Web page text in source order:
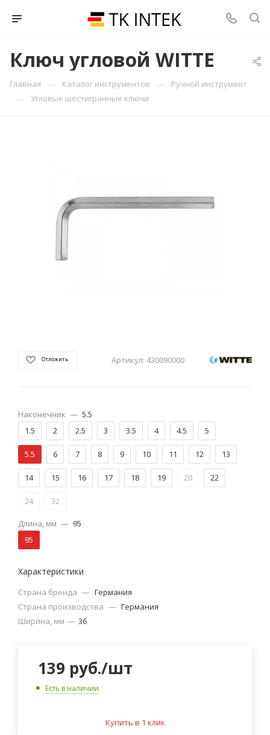
Ключ угловой WITTE
Главная — Каталог инструментов — Ручной инструмент
— Угловые шестигранные ключи
Отложить Артикул: 430090000
Наконечник — 5.5
1.5
2 2.5 3 3.5 4 4.5 5
5.5 6 7 8 9 10 11 12 13
14 15 16 17 18 19 20 22
24 32
Длина, мм — 95
95
Характеристики
Страна бренда — Германия
Страна производства — Германия
Ширина, мм — 36
139 руб./шт
Есть в наличии
Купить в 1 клик